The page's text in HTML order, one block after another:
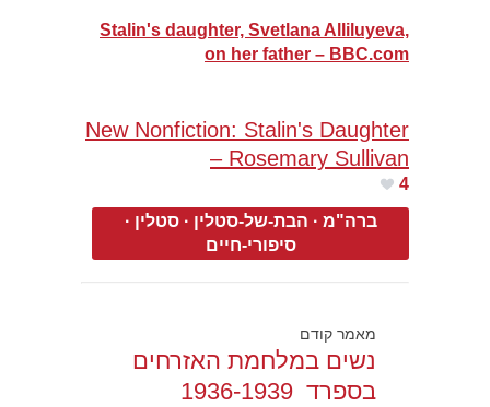
Stalin's daughter, Svetlana Alliluyeva,
on her father – BBC.com
New Nonfiction: Stalin's Daughter
– Rosemary Sullivan
4
ברה"מ · הבת-של-סטלין ·סטלין ·
סיפורי-חיים
מאמר קודם
נשים במלחמת האזרחים
בספרד 1936-1939